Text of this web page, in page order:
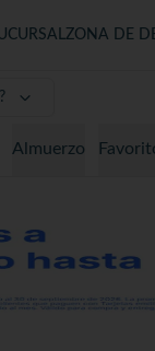
ZONA DE
Almuerzo